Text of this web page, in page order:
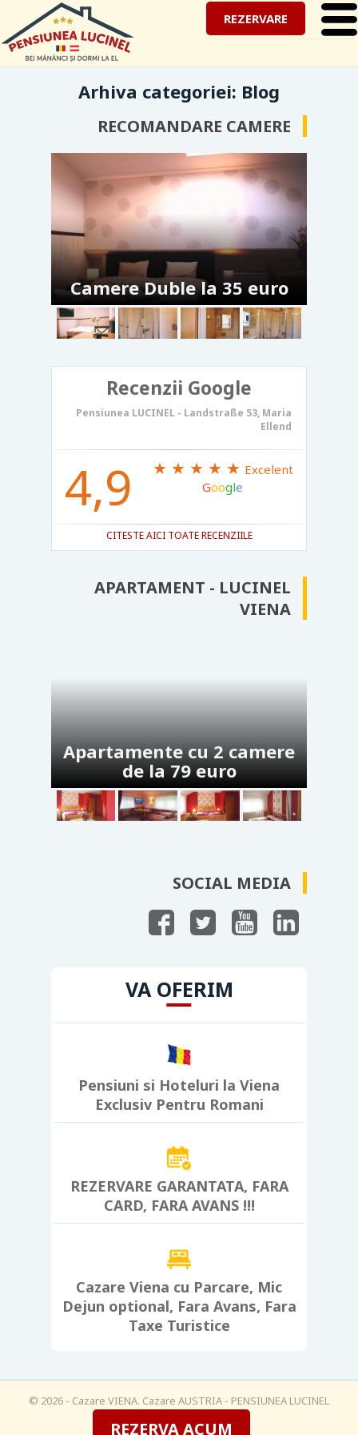
REZERVARE
Arhiva categoriei: Blog
RECOMANDARE CAMERE
Camere Duble la 35 euro
Recenzii Google
Pensiunea LUCINEL - Landstraße 53, Maria
Ellend
4,9 ★ ★ ★ ★ ★ Excelent
Google
CITESTE AICI TOATE RECENZIILE
APARTAMENT - LUCINEL
VIENA
Apartamente cu 2 camere
de la 79 euro
SOCIAL MEDIA
VA OFERIM
Pensiuni si Hoteluri la Viena
Exclusiv Pentru Romani
REZERVARE GARANTATA, FARA
CARD, FARA AVANS !!!
Cazare Viena cu Parcare, Mic
Dejun optional, Fara Avans, Fara
Taxe Turistice
© 2026 - Cazare VIENA. Cazare AUSTRIA - PENSIUNEA LUCINEL
REZERVA ACUM